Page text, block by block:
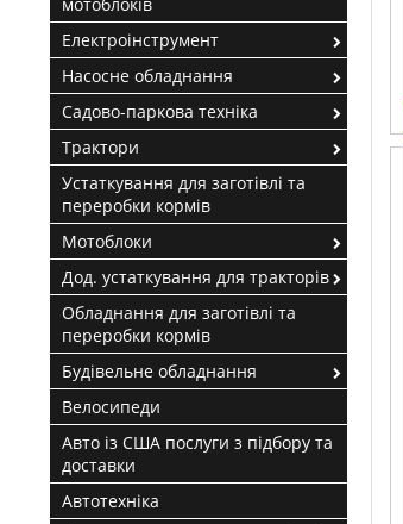
Електроінструмент
Насосне обладнання
Садово-паркова техніка
Трактори
Устаткування для заготівлі та
переробки кормів
Мотоблоки
Дод. устаткування для тракторів
Обладнання для заготівлі та
переробки кормів
Будівельне обладнання
Велосипеди
Авто із США послуги з підбору та
доставки
Автотехніка